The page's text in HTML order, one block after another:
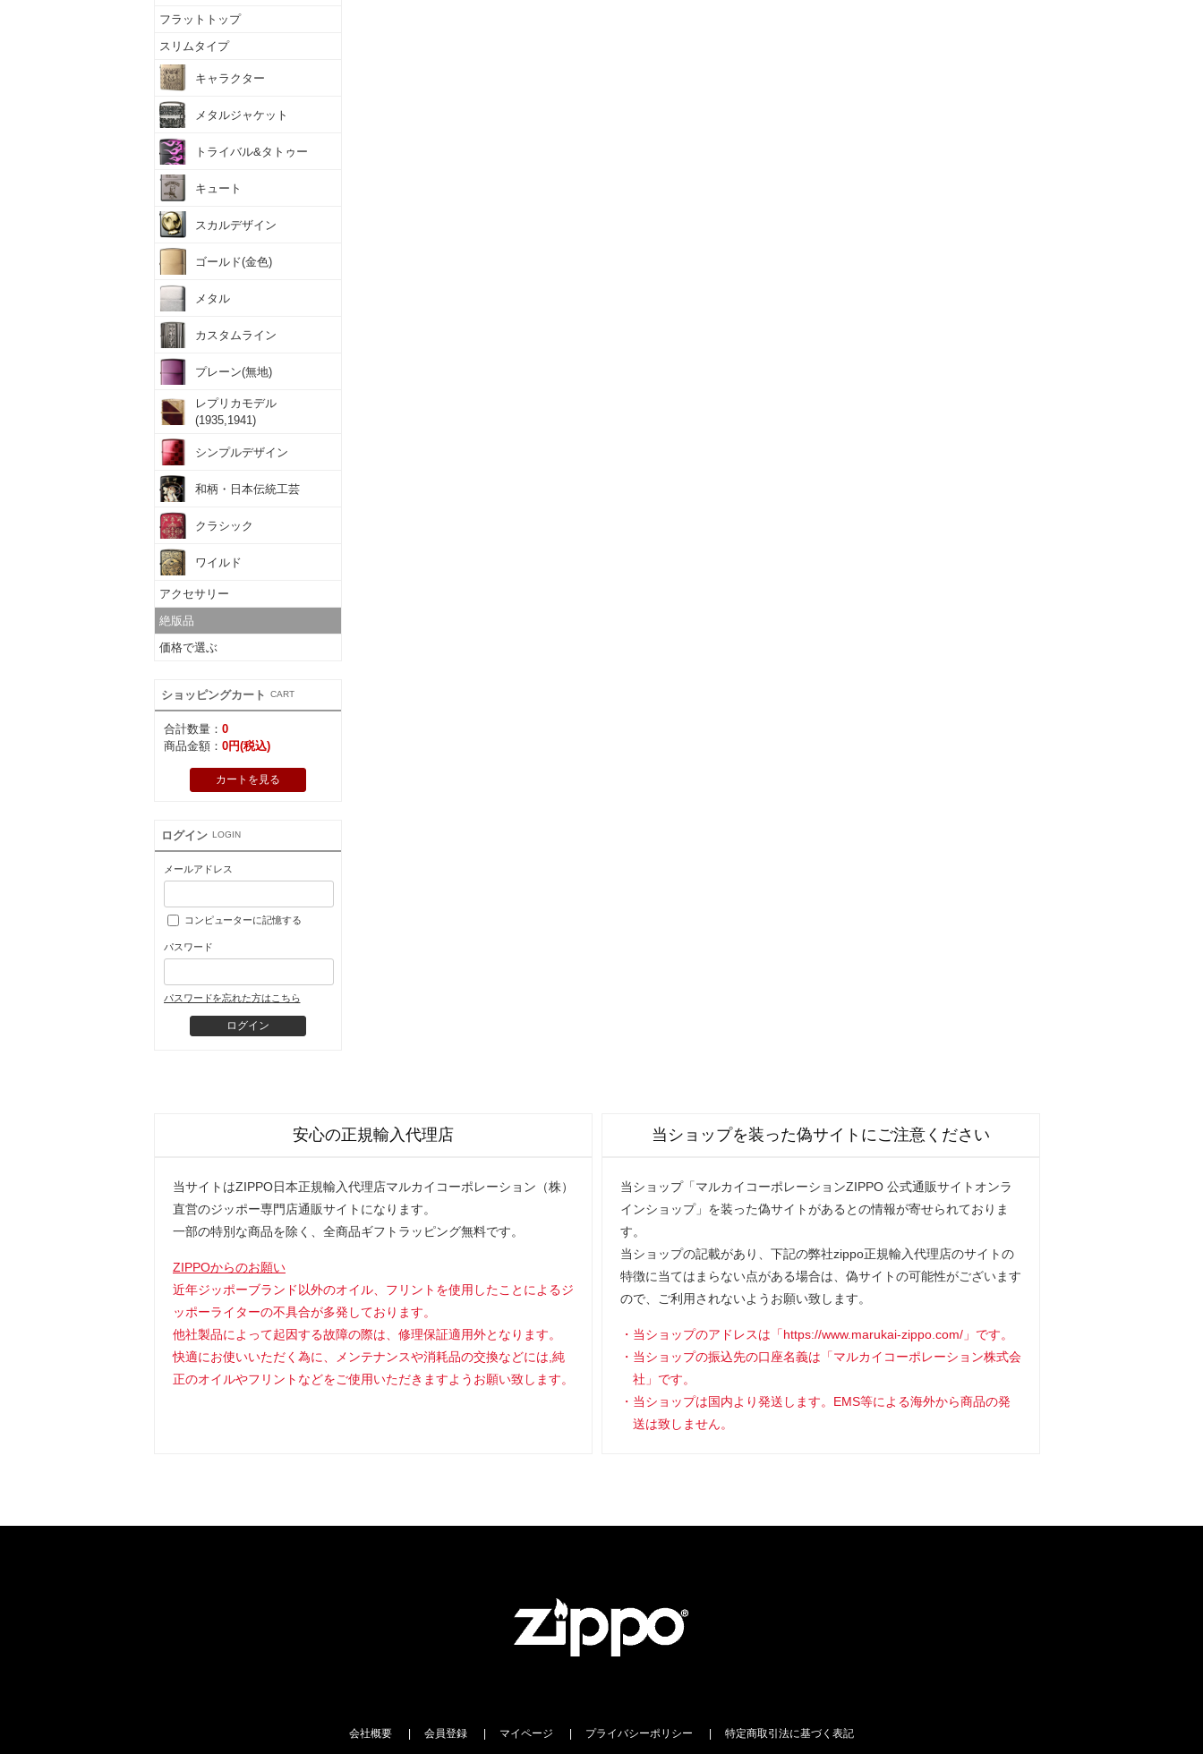
フラットトップ
スリムタイプ
キャラクター
メタルジャケット
トライバル&タトゥー
キュート
スカルデザイン
ゴールド(金色)
メタル
カスタムライン
プレーン(無地)
レプリカモデル
(1935,1941)
シンプルデザイン
和柄・日本伝統工芸
クラシック
ワイルド
アクセサリー
絶版品
価格で選ぶ
ショッピングカート CART
合計数量： 0
商品金額： 0円(税込)
カートを見る
ログイン LOGIN
メールアドレス
コンピューターに記憶する
パスワード
パスワードを忘れた方はこちら
安心の正規輸入代理店
当サイトはZIPPO日本正規輸入代理店マルカイコーポレーション（株）
直営のジッポー専門店通販サイトになります。
一部の特別な商品を除く、全商品ギフトラッピング無料です。
ZIPPOからのお願い
近年ジッポーブランド以外のオイル、フリントを使用したことによるジ
ッポーライターの不具合が多発しております。
他社製品によって起因する故障の際は、修理保証適用外となります。
快適にお使いいただく為に、メンテナンスや消耗品の交換などには,純
正のオイルやフリントなどをご使用いただきますようお願い致します。
当ショップを装った偽サイトにご注意ください
当ショップ「マルカイコーポレーションZIPPO 公式通販サイトオンラ
インショップ」を装った偽サイトがあるとの情報が寄せられておりま
す。
当ショップの記載があり、下記の弊社zippo正規輸入代理店のサイトの
特徴に当てはまらない点がある場合は、偽サイトの可能性がございます
ので、ご利用されないようお願い致します。
当ショップのアドレスは「https://www.marukai-zippo.com/」です。
当ショップの振込先の口座名義は「マルカイコーポレーション株式会
社」です。
当ショップは国内より発送します。EMS等による海外から商品の発
送は致しません。
会社概要 会員登録 マイページ プライバシーポリシー 特定商取引法に基づく表記